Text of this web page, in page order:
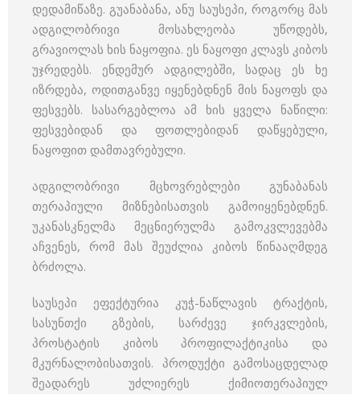
დედამიწაზე. გუანაბანა, ანუ საუსეპი, როგორც მას
ადგილობრივი მოსახლეობა უწოდებს,
გრავიოლას ხის ნაყოფია. ეს ნაყოფი კლავს კიბოს
უჯრედებს. ენდემურ ადგილებში, სადაც ეს ხე
იზრდება, ოდითგანვე იყენებდნენ მის ნაყოფს და
ფესვებს. სასარგებლოა ამ ხის ყველა ნაწილი:
ფესვებიდან და ფოთლებიდან დაწყებული,
ნაყოფით დამთავრებული.
ადგილობრივი მცხოვრებლები გუნაბანას
თერაპიული მიზნებისათვის გამოიყენებდნენ.
უკანასკნელმა მეცნიერულმა გამოკვლევებმა
აჩვენეს, რომ მას შეუძლია კიბოს წინააღმდეგ
ბრძოლა.
საუსეპი ეფექტურია კუჭ-ნაწლავის ტრაქტის,
სასუნთქი გზების, სარძევე ჯირკვლების,
პროსტატის კიბოს პროფილაქტიკისა და
მკურნალობისათვის. პროდუქტი გამოსაცდელად
შეადარეს უძლიერეს ქიმიოთერაპიულ